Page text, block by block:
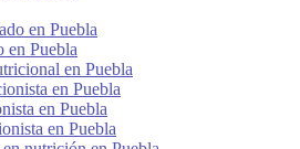
en Puebla
en Puebla
en Puebla
en Puebla
en Puebla
en Puebla